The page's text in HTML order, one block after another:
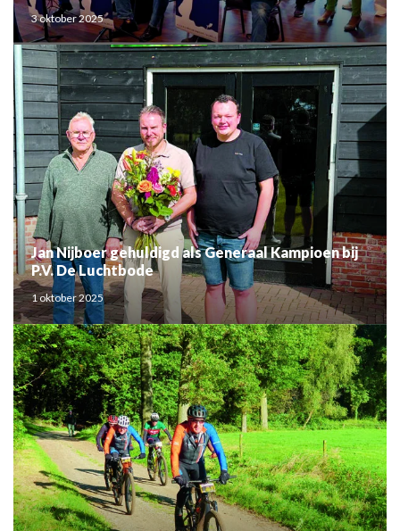
3 oktober 2025
Jan Nijboer gehuldigd als Generaal Kampioen bij
P.V. De Luchtbode
1 oktober 2025